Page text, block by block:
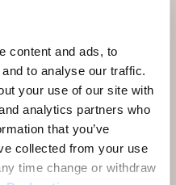
content and ads, to
to analyse our traffic.
your use of our site with
analytics partners who
that you’ve
collected from your use
time change or withdraw
in Scuol. Alle
und mit dem
Zur Familie
unser 4-Sterne
im Thurgau.